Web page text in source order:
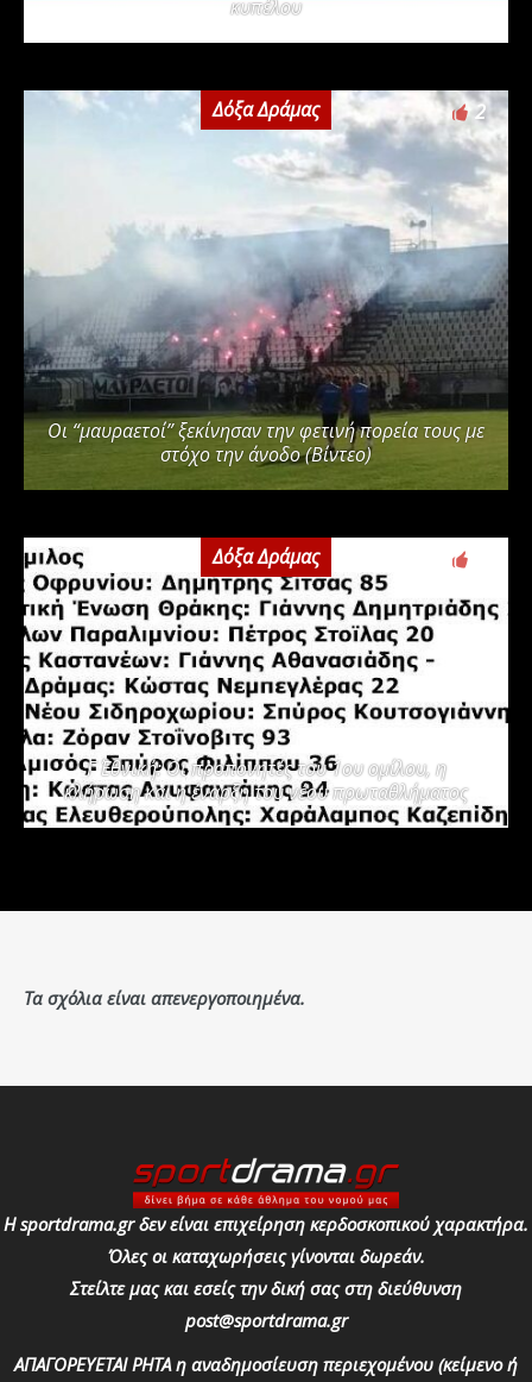
κυπέλου
Δόξα Δράμας 2
Οι “μαυραετοί” ξεκίνησαν την φετινή πορεία τους με
στόχο την άνοδο (Βίντεο)
Δόξα Δράμας
Γ΄ Εθνική: Οι προπονητές του 1ου ομίλου, η
κλήρωση και η έναρξη του νέου πρωταθλήματος
Τα σχόλια είναι απενεργοποιημένα.
Η sportdrama.gr δεν είναι επιχείρηση κερδοσκοπικού χαρακτήρα.
Όλες οι καταχωρήσεις γίνονται δωρεάν.
Στείλτε μας και εσείς την δική σας στη διεύθυνση
post@sportdrama.gr
ΑΠΑΓΟΡΕΥΕΤΑΙ ΡΗΤΑ η αναδημοσίευση περιεχομένου (κείμενο ή